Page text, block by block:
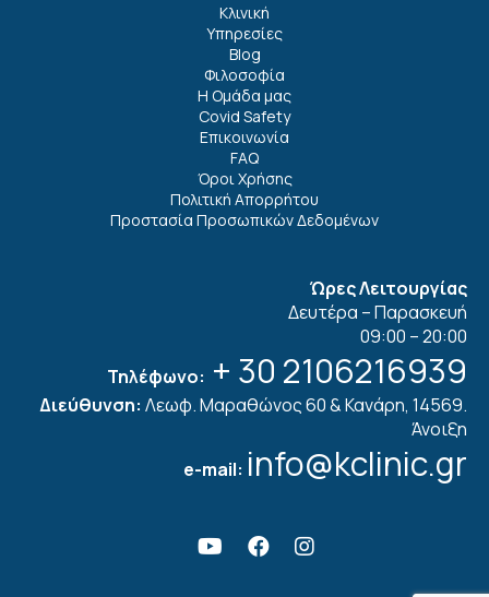
Κλινική
Υπηρεσίες
Blog
Φιλοσοφία
Η Ομάδα μας
Covid Safety
Επικοινωνία
FAQ
Όροι Χρήσης
Πολιτική Απορρήτου
Προστασία Προσωπικών Δεδομένων
Ώρες Λειτουργίας
Δευτέρα – Παρασκευή
09:00 – 20:00
Τηλέφωνο: + 30 2106216939
Διεύθυνση: Λεωφ. Μαραθώνος 60 & Κανάρη, 14569.
Άνοιξη
e-mail: info@kclinic.gr